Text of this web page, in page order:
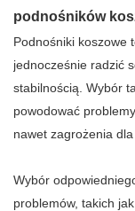
podnośników
Podnośniki koszowe
jednocześnie radzić
stabilnością. Wybór
powodować
nawet zagrożenia
Wybór
problemów, takich